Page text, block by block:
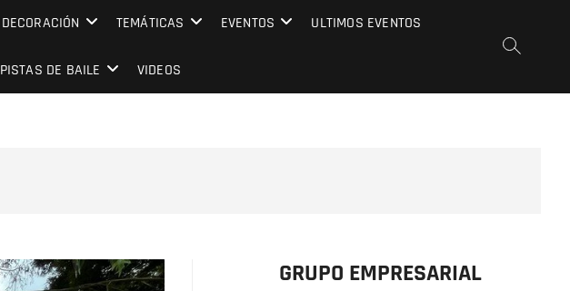
DECORACIÓN TEMÁTICAS EVENTOS ULTIMOS EVENTOS
PISTAS DE BAILE VIDEOS
GRUPO EMPRESARIAL